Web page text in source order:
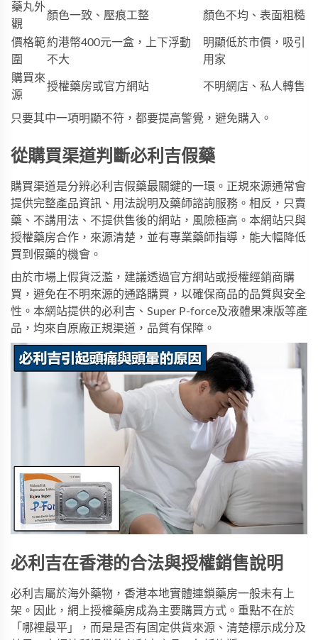
藥丸外
觀
顏色一致、壓痕工整 顏色不均、表面粗糙
價格範
圍
約港幣400元一盒，上下浮動
不大
明顯低於市價，吸引
用家
購買來
源
授權藥房或官方網站 不明網店、私人轉售
只要其中一項明顯不符，都要提高警覺，避免購入。
從購買渠道判斷必利吉假藥
購買渠道是分辨必利吉假藥最關鍵的一環。正規來源通常會
提供完整產品資訊、用法說明及藥師諮詢服務。相反，只賣
藥、不講用法、不提供售後的網站，風險極高。本網站只與
授權藥房合作，來源清楚，並有專業藥師指導，能大幅降低
買到假藥的機會。
由於市場上假貨泛濫，建議透過官方網站或授權經銷商購
買，避免在不明來源的通路購買，以確保商品的品質與安全
性。本網站提供的必利吉 、 Super P-force及液體果凍版等產
品，均來自原廠正規渠道，品質有保障。
必利吉在香港的合法與授權銷售說明
必利吉屬於海外藥物，香港本地實體連鎖藥房一般未有上
架。因此，網上授權藥房成為主要購買方式。重點不在於
「哪裡最平」，而是是否有固定供貨來源、清楚標示成分及